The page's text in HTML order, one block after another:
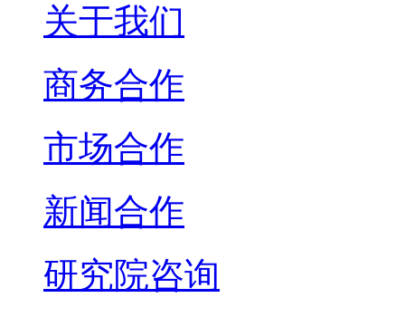
关于我们
商务合作
市场合作
新闻合作
研究院咨询